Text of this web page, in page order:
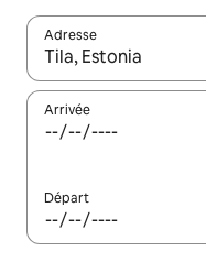
Adresse
Lorsque les résultats
Arrivée
Départ